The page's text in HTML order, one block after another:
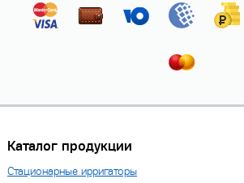
Каталог продукции
Стационарные ирригаторы